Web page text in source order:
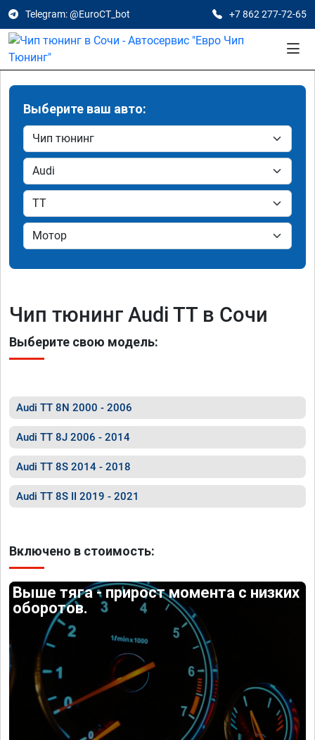
Telegram: @EuroCT_bot +7 862 277-72-65
Выберите ваш авто:
Чип тюнинг Audi TT в Сочи
Выберите свою модель:
Audi TT 8N 2000 - 2006
Audi TT 8J 2006 - 2014
Audi TT 8S 2014 - 2018
Audi TT 8S II 2019 - 2021
Включено в стоимость:
Выше тяга - прирост момента с низких
оборотов.